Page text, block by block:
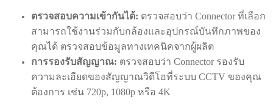
ตรวจสอบความเข้ากันได้: ตรวจสอบว่า Connector ที่เลือก
สามารถใช้งานร่วมกับกล้องและอุปกรณ์บันทึกภาพของ
คุณได้ ตรวจสอบข้อมูลทางเทคนิคจากผู้ผลิต
การรองรับสัญญาณ: ตรวจสอบว่า Connector รองรับ
ความละเอียดของสัญญาณวิดีโอที่ระบบ CCTV ของคุณ
ต้องการ เช่น 720p, 1080p หรือ 4K